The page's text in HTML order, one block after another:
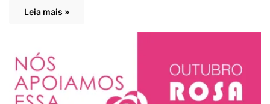
Leia mais »